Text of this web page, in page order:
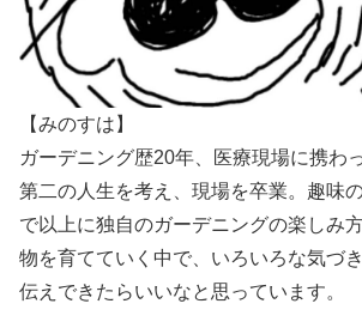
【みのすは】
ガーデニング歴20年、医療現場に携わ
第二の人生を考え、現場を卒業。趣味
で以上に独自のガーデニングの楽しみ
物を育てていく中で、いろいろな気づ
伝えできたらいいなと思っています。